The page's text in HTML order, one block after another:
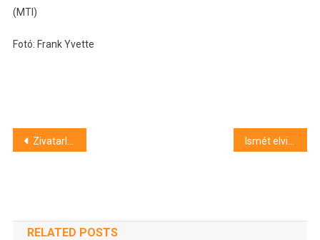
(MTI)
Fotó: Frank Yvette
Bejegyzés
Zivatarlánc érte el Csongrád-Csanád megyét
RELATED POSTS